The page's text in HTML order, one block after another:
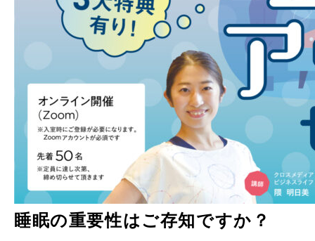
睡眠の重要性はご存知ですか？